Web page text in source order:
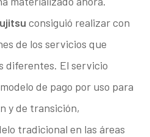
consiguió realizar con
de los servicios que
diferentes. El servicio
de pago por uso para
y de transición,
tradicional en las áreas